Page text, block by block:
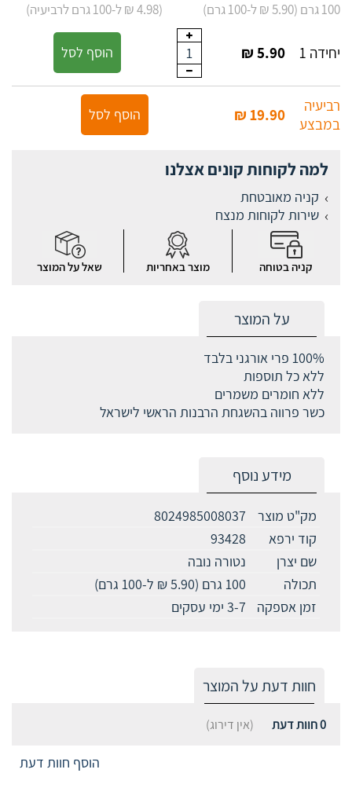
100 גרם (5.90 ₪ ל-100 גרם) (4.98 ₪ ל-100 גרם לרביעיה)
יחידה 1 5.90 ₪
1 הוסף לסל
רביעיה
במבצע
19.90 ₪ הוסף לסל
למה לקוחות קונים אצלנו
קניה מאובטחת
שירות לקוחות מנצח
קניה בטוחה מוצר באחריות שאל על המוצר
על המוצר
100% פרי אורגני בלבד
ללא כל תוספות
ללא חומרים משמרים
כשר פרווה בהשגחת הרבנות הראשי לישראל
מידע נוסף
מק"ט מוצר
8024985008037
קוד ירפא
93428
שם יצרן
נטורה נובה
תכולה
100 גרם (5.90 ₪ ל-100 גרם)
זמן אספקה
3-7 ימי עסקים
חוות דעת על המוצר
0חוות דעת (אין דירוג)
הוסף חוות דעת